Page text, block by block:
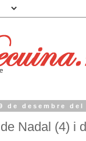
de desembre del
Nadal (4) i